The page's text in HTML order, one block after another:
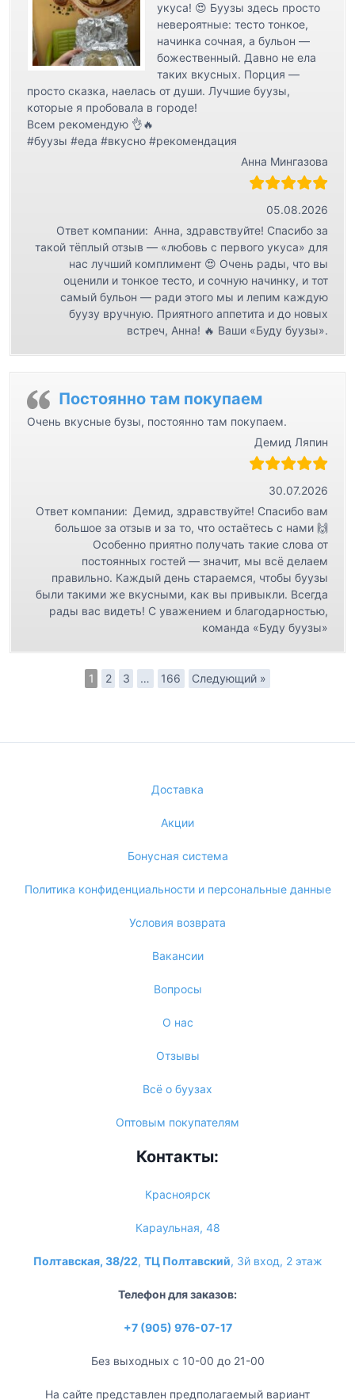
укуса! 😍 Буузы здесь просто
невероятные: тесто тонкое,
начинка сочная, а бульон —
божественный. Давно не ела
таких вкусных. Порция —
просто сказка, наелась от души. Лучшие буузы,
которые я пробовала в городе!
Всем рекомендую 👌🔥
#буузы #еда #вкусно #рекомендация
Анна Мингазова
05.08.2026
Ответ компании: Анна, здравствуйте! Спасибо за
такой тёплый отзыв — «любовь с первого укуса» для
нас лучший комплимент 😍 Очень рады, что вы
оценили и тонкое тесто, и сочную начинку, и тот
самый бульон — ради этого мы и лепим каждую
буузу вручную. Приятного аппетита и до новых
встреч, Анна! 🔥 Ваши «Буду буузы».
Постоянно там покупаем
Очень вкусные бузы, постоянно там покупаем.
Демид Ляпин
30.07.2026
Ответ компании: Демид, здравствуйте! Спасибо вам
большое за отзыв и за то, что остаётесь с нами 🙌
Особенно приятно получать такие слова от
постоянных гостей — значит, мы всё делаем
правильно. Каждый день стараемся, чтобы буузы
были такими же вкусными, как вы привыкли. Всегда
рады вас видеть! С уважением и благодарностью,
команда «Буду буузы»
1 2 3 … 166 Следующий »
Доставка
Акции
Бонусная система
Политика конфиденциальности и персональные данные
Условия возврата
Вакансии
Вопросы
О нас
Отзывы
Всё о буузах
Оптовым покупателям
Контакты:
Красноярск
Караульная, 48
Полтавская, 38/22, ТЦ Полтавский, 3й вход, 2 этаж
Телефон для заказов:
+7 (905) 976-07-17
Без выходных с 10-00 до 21-00
На сайте представлен предполагаемый вариант